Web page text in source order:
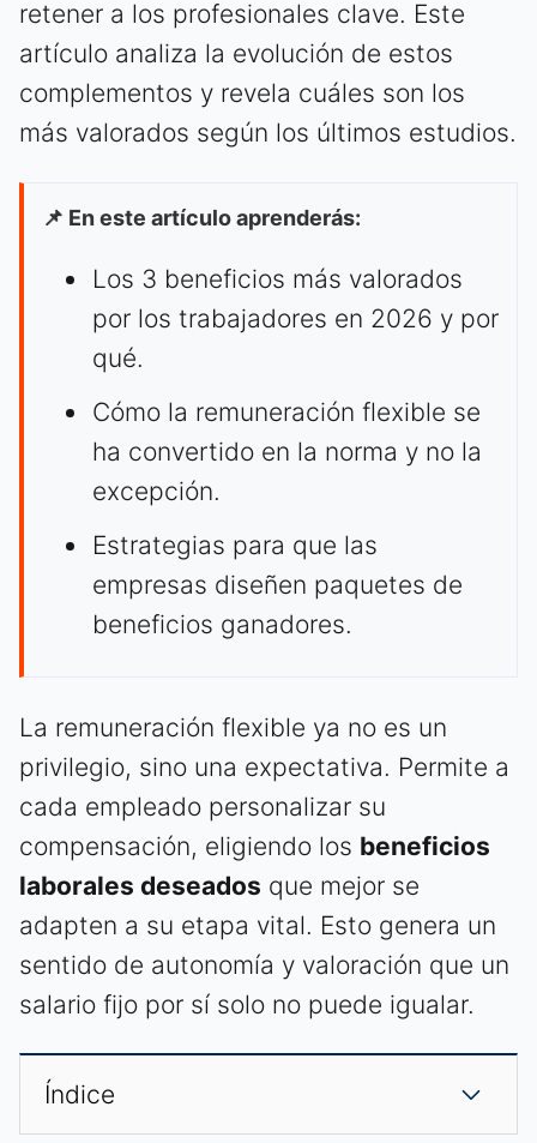
retener a los profesionales clave. Este
artículo analiza la evolución de estos
complementos y revela cuáles son los
más valorados según los últimos estudios.
📌 En este artículo aprenderás:
Los 3 beneficios más valorados
por los trabajadores en 2026 y por
qué.
Cómo la remuneración flexible se
ha convertido en la norma y no la
excepción.
Estrategias para que las
empresas diseñen paquetes de
beneficios ganadores.
La remuneración flexible ya no es un
privilegio, sino una expectativa. Permite a
cada empleado personalizar su
compensación, eligiendo los beneficios
laborales deseados que mejor se
adapten a su etapa vital. Esto genera un
sentido de autonomía y valoración que un
salario fijo por sí solo no puede igualar.
Índice